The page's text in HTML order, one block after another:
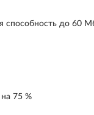
способность до 60
75 %